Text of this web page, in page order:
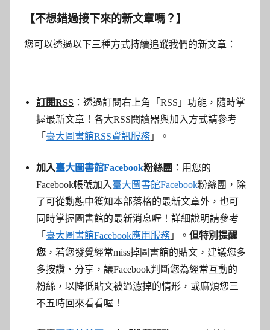
【不想錯過接下來的新文章嗎？】
您可以透過以下三種方式持續追蹤我們的新文章：
訂閱RSS ：透過訂閱右上角「RSS」功能，隨時掌
握最新文章！各大RSS閱讀器與加入方式請參考
「 臺大圖書館RSS資訊服務 」。
加入臺大圖書館Facebook粉絲團 ：用您的
Facebook帳號加入 臺大圖書館Facebook粉絲團，除
了可從動態中獲知本部落格的最新文章外，也可
同時掌握圖書館的最新消息喔！詳細說明請參考
「 臺大圖書館Facebook應用服務 」。 但特別提醒
您 ，若您發覺經常miss掉圖書館的貼文，建議您多
多按讚、分享，讓Facebook判斷您為經常互動的
粉絲，以降低貼文被過濾掉的情形，或麻煩您三
不五時回來看看喔！